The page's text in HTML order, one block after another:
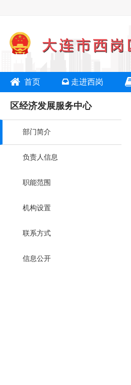
首页 走进西岗
区经济发展服务中心
部门简介
负责人信息
职能范围
机构设置
联系方式
信息公开